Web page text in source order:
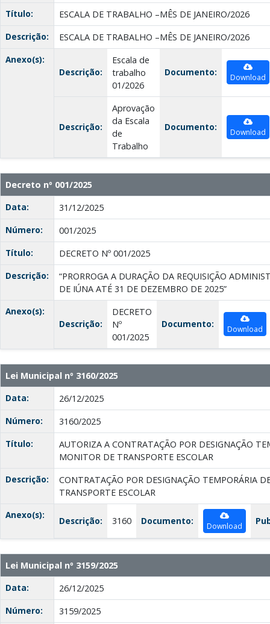
Título:
ESCALA DE TRABALHO –MÊS DE JANEIRO/2026
Descrição:
ESCALA DE TRABALHO –MÊS DE JANEIRO/2026
Anexo(s):
Descrição:
Escala de
trabalho
01/2026
Documento: Download
Descrição:
Aprovação
da Escala
de
Trabalho
Documento: Download
Decreto nº 001/2025
Data:
31/12/2025
Número:
001/2025
Título:
DECRETO Nº 001/2025
Descrição:
“PRORROGA A DURAÇÃO DA REQUISIÇÃO
DE IÚNA ATÉ 31 DE DEZEMBRO DE 2025”
Anexo(s):
Descrição:
DECRETO
Nº
001/2025
Documento: Download
Lei Municipal nº 3160/2025
Data:
26/12/2025
Número:
3160/2025
Título:
AUTORIZA A CONTRATAÇÃO POR DESIGNAÇÃO
MONITOR DE TRANSPORTE ESCOLAR
Descrição:
CONTRATAÇÃO POR DESIGNAÇÃO TEMPORÁRIA
TRANSPORTE ESCOLAR
Anexo(s):
Descrição: 3160 Documento: Download
Lei Municipal nº 3159/2025
Data:
26/12/2025
Número:
3159/2025